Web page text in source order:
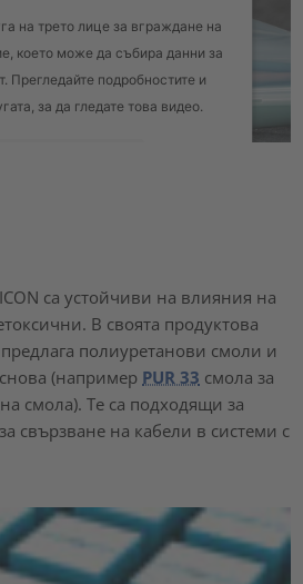
на трето лице за вграждане на
което може да събира данни за
Прегледайте подробностите и
за да гледате това видео.
са устойчиви на влияния на
В своята продуктова
полиуретанови смоли и
(например PUR 33 смола за
смола). Те са подходящи за
свързване на кабели в системи с